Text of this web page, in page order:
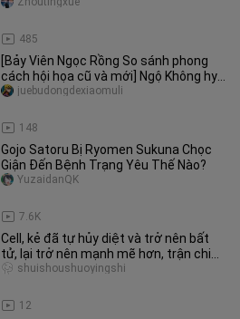
485
[Bảy Viên Ngọc Rồng So sánh phong
cách hội họa cũ và mới] Ngộ Không hy
sinh thân mình và cùng chết v
148
juebudongdexiaomuli
Gojo Satoru Bị Ryomen Sukuna Chọc
Giận Đến Bệnh Trạng Yêu Thế Nào?
7.6K
YuzaidanQK
Cell, kẻ đã tự hủy diệt và trở nên bất
tử, lại trở nên mạnh mẽ hơn, trận chiến
cuối cùng của Gohan.
12
shuishoushuoyingshi